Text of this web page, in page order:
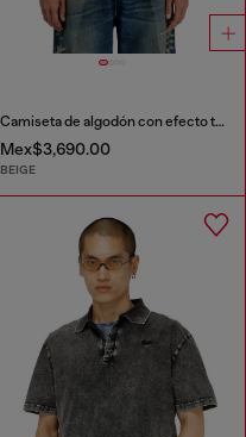
Camiseta de algodón con efecto tratado
Mex$3,690.00
BEIGE